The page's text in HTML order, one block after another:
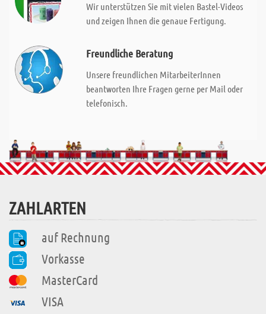
Wir unterstützen Sie mit vielen Bastel-Videos
und zeigen Ihnen die genaue Fertigung.
Freundliche Beratung
Unsere freundlichen MitarbeiterInnen
beantworten Ihre Fragen gerne per Mail oder
telefonisch.
ZAHLARTEN
auf Rechnung
Vorkasse
MasterCard
VISA